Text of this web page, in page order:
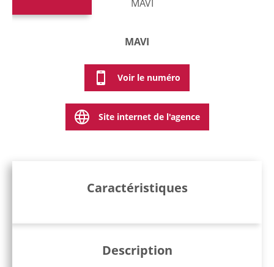
MAVI
Voir le numéro
Site internet de l'agence
Caractéristiques
Description